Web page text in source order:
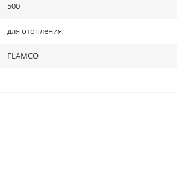
500
для отопления
FLAMCO